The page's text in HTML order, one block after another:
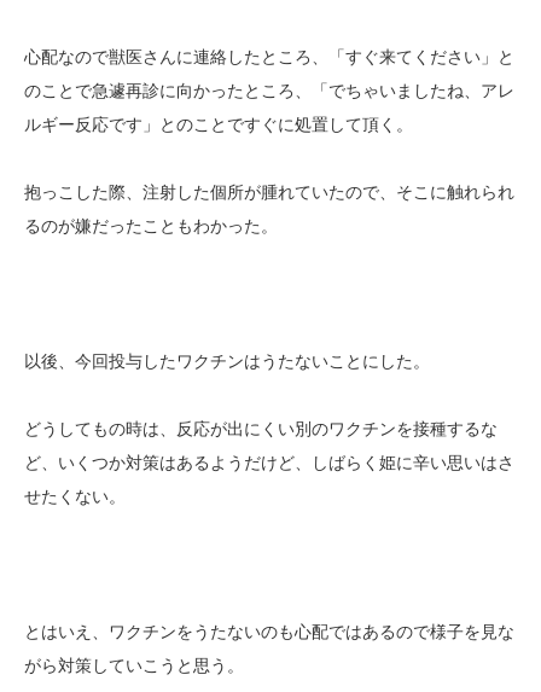
心配なので獣医さんに連絡したところ、「すぐ来てください」と
のことで急遽再診に向かったところ、「でちゃいましたね、アレ
ルギー反応です」とのことですぐに処置して頂く。
抱っこした際、注射した個所が腫れていたので、そこに触れられ
るのが嫌だったこともわかった。
以後、今回投与したワクチンはうたないことにした。
どうしてもの時は、反応が出にくい別のワクチンを接種するな
ど、いくつか対策はあるようだけど、しばらく姫に辛い思いはさ
せたくない。
とはいえ、ワクチンをうたないのも心配ではあるので様子を見な
がら対策していこうと思う。